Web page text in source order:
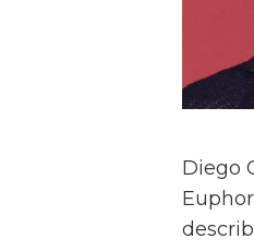
Diego